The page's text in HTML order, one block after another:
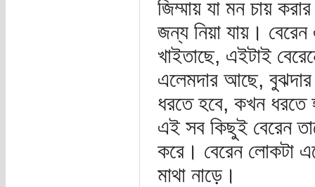
জিম্মায় যা মন চায়
জন্য নিয়া যায়।
খাইতাছে, এইটাই
এলেমদার আছে, বুঝদার
ধরতে হবে, কখন ধরতে
এই সব কিছুই বেরেন
করে। বেরেন লোকটা
মাথা নাড়ে।